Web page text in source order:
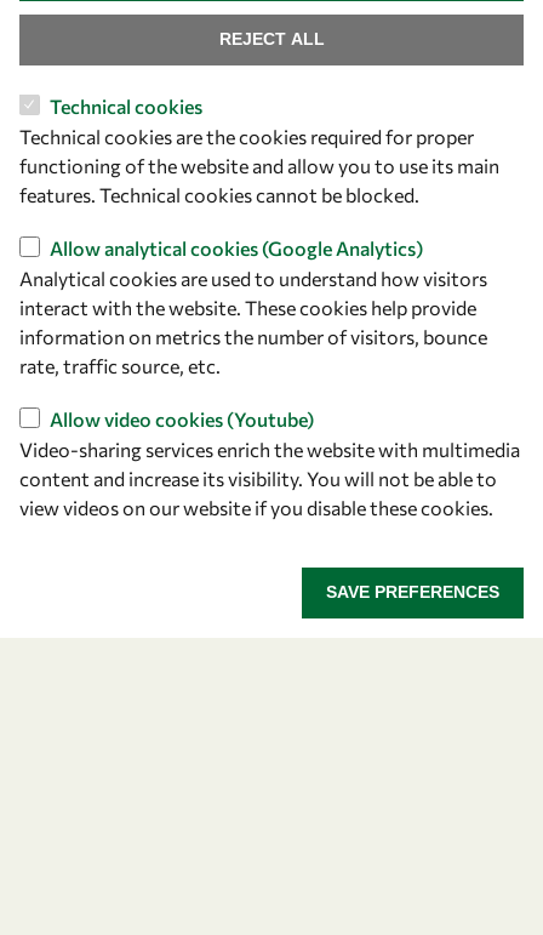
Overview
Community
Mobility
Capacity
Let's talk
Technical cookies
Technical cookies are the cookies required for proper
functioning of the website and allow you to use its main
features. Technical cookies cannot be blocked.
Allow analytical cookies (Google Analytics)
Analytical cookies are used to understand how visitors
interact with the website. These cookies help provide
information on metrics the number of visitors, bounce
rate, traffic source, etc.
Allow video cookies (Youtube)
Video-sharing services enrich the website with multimedia
content and increase its visibility. You will not be able to
view videos on our website if you disable these cookies.
SAVE PREFERENCES
REJECT ALL